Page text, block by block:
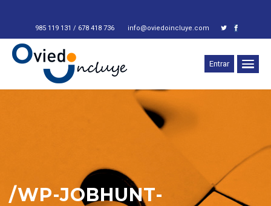
985 119 131 / 678 418 736 info@oviedoincluye.com
Entrar
/WP-JOBHUNT-